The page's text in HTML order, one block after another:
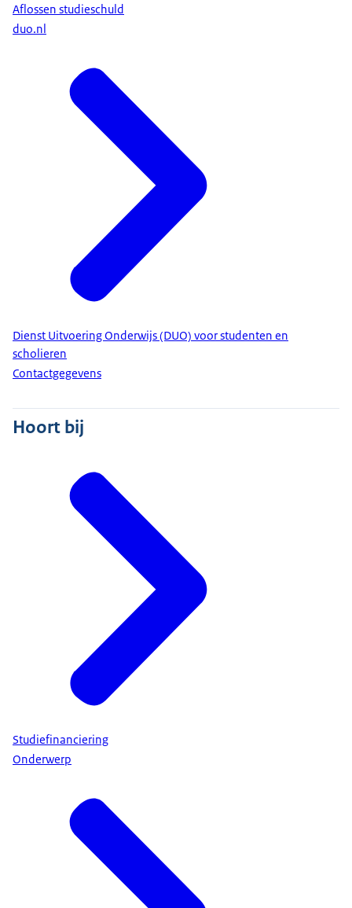
Aflossen studieschuld
duo.nl
Dienst Uitvoering Onderwijs (DUO) voor studenten en
scholieren
Contactgegevens
Hoort bij
Studiefinanciering
Onderwerp